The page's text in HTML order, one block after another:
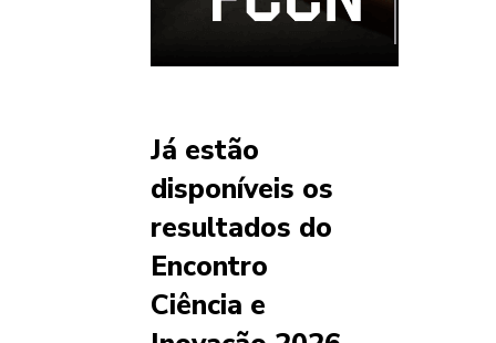
Já estão
disponíveis os
resultados do
Encontro
Ciência e